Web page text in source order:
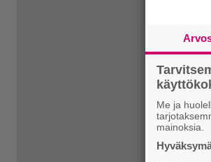
Me ja
mainoksia.